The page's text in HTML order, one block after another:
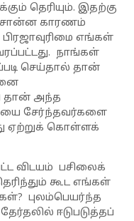
தெரியும். இதற்கு
காரணம்
எங்கள்
நாங்கள்
செய்தால் தான்
தான் அந்த
சேர்ந்தவர்களை
ஏற்றுக் கொள்ளக்
விடயம் பசிலைக்
கூட எங்கள்
புலம்பெயர்ந்த
ஈடுபடுத்தப்